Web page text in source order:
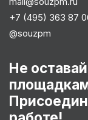
+7 (495) 363 87
@souzpm
Не